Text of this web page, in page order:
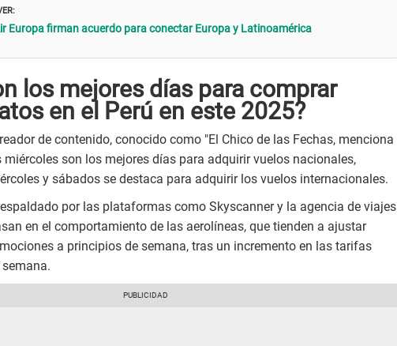
Europa firman acuerdo para conectar Europa y Latinoamérica
los mejores días para comprar
en el Perú en este 2025?
de contenido, conocido como "El Chico de las Fechas, menciona
son los mejores días para adquirir vuelos nacionales,
y sábados se destaca para adquirir los vuelos internacionales.
por las plataformas como Skyscanner y la agencia de viajes
en el comportamiento de las aerolíneas, que tienden a ajustar
a principios de semana, tras un incremento en las tarifas